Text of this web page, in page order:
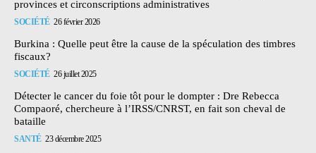
provinces et circonscriptions administratives
SOCIÉTÉ 26 février 2026
Burkina : Quelle peut être la cause de la spéculation des timbres
fiscaux?
SOCIÉTÉ 26 juillet 2025
Détecter le cancer du foie tôt pour le dompter : Dre Rebecca
Compaoré, chercheure à l’IRSS/CNRST, en fait son cheval de
bataille
SANTÉ 23 décembre 2025